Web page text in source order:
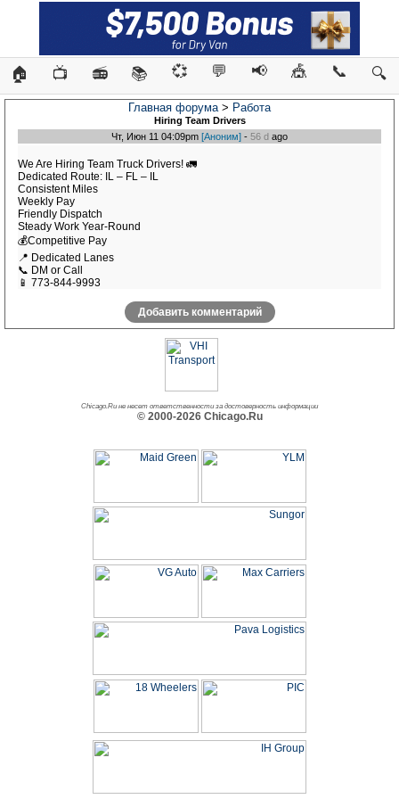
🏠 📺 📻 📚 💞 💬 📢 🎪 📞 🔍
Главная форума> Работа
Hiring Team Drivers
Чт, Июн 11 04:09pm [Аноним] - 56 d ago
We Are Hiring Team Truck Drivers! 🚛
Dedicated Route: IL – FL – IL
Consistent Miles
Weekly Pay
Friendly Dispatch
Steady Work Year-Round
💰Competitive Pay
📍 Dedicated Lanes
📞 DM or Call
📱 773-844-9993
Добавить комментарий
Chicago.Ru не несет ответственности за достоверность информации
© 2000-2026 Chicago.Ru